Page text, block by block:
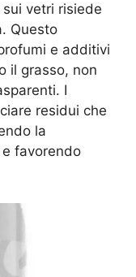
vetri risiede
Questo
e additivi
il grasso, non
I
residui che
la
favorendo